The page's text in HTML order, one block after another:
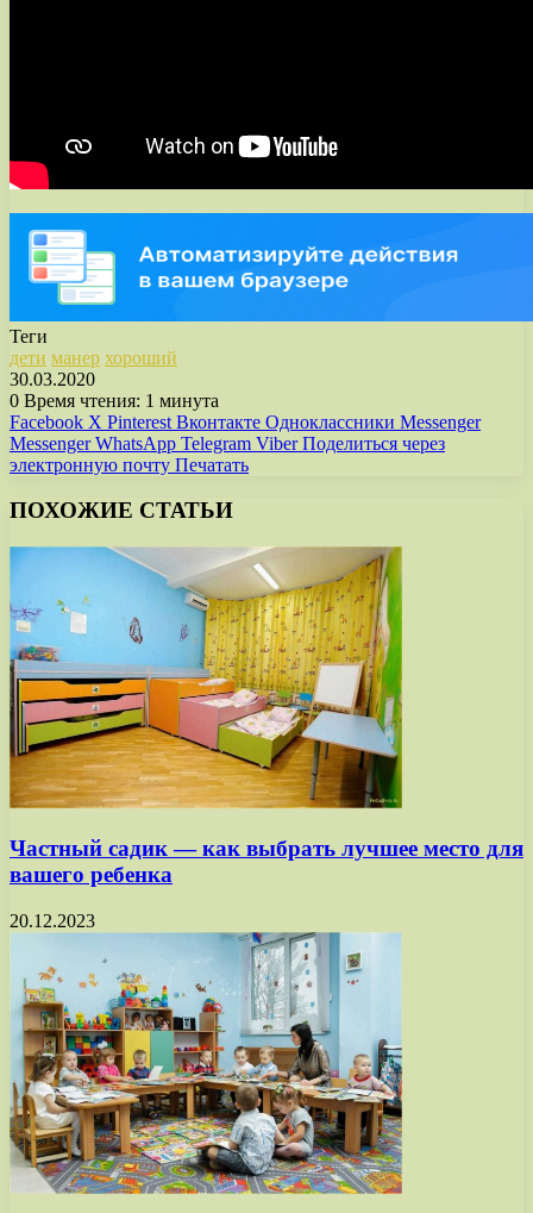
Теги
дети манер хороший
30.03.2020
0 Время чтения: 1 минута
Facebook X Pinterest Вконтакте Одноклассники Messenger
Messenger WhatsApp Telegram Viber Поделиться через
электронную почту Печатать
ПОХОЖИЕ СТАТЬИ
Частный садик — как выбрать лучшее место для
вашего ребенка
20.12.2023